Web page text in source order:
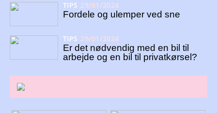
TIPS 29/01/2024
Fordele og ulemper ved sne
TIPS 29/01/2024
Er det nødvendig med en bil til
arbejde og en bil til privatkørsel?